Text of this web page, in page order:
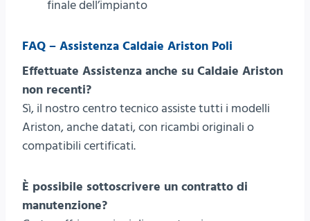
finale dell’impianto
FAQ – Assistenza Caldaie Ariston Poli
Effettuate Assistenza anche su Caldaie Ariston
non recenti?
Sì, il nostro centro tecnico assiste tutti i modelli
Ariston, anche datati, con ricambi originali o
compatibili certificati.
È possibile sottoscrivere un contratto di
manutenzione?